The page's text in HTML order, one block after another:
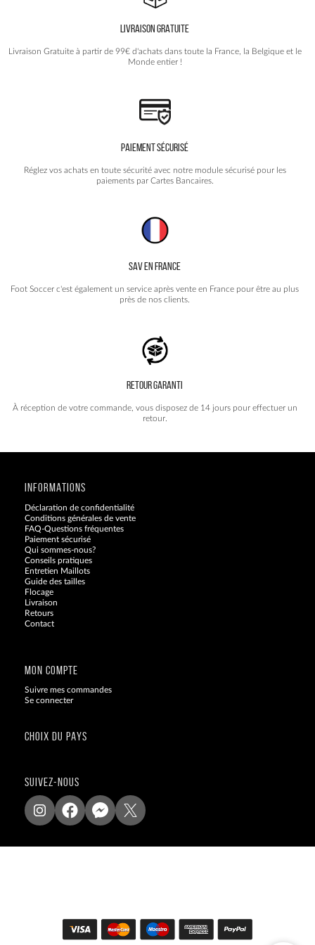
LIVRAISON GRATUITE
Livraison Gratuite à partir de 99€ d'achats dans toute la France, la Belgique et le
Monde entier !
PAIEMENT SÉCURISÉ
Réglez vos achats en toute sécurité avec notre module sécurisé pour les
paiements par Cartes Bancaires.
SAV EN FRANCE
Foot Soccer c'est également un service après vente en France pour être au plus
près de nos clients.
RETOUR GARANTI
À réception de votre commande, vous disposez de 14 jours pour effectuer un
retour.
INFORMATIONS
Déclaration de confidentialité
Conditions générales de vente
FAQ-Questions fréquentes
Paiement sécurisé
Qui sommes-nous?
Conseils pratiques
Entretien Maillots
Guide des tailles
Flocage
Livraison
Retours
Contact
MON COMPTE
Suivre mes commandes
Se connecter
CHOIX DU PAYS
SUIVEZ-NOUS